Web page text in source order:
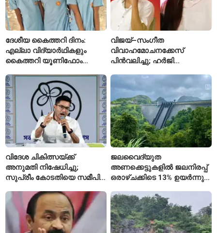
ദേശീയ കൈത്തറി ദിനം:
എല്ലാ വിദ്യാർഥികളും
കൈത്തറി യൂണിഫോം
സ്കൂൾ വേറിട്ട മാതൃക
വിജയ്–സംഗീത
വിവാഹമോചനക്കേസ്
പിൻവലിച്ചു; ഹർജി
അവസാനിപ്പിച്ച് കോടതി
വിദേശ ചികിത്സയ്ക്ക്
അനുമതി നിഷേധിച്ചു;
സുപ്രീം കോടതിയെ സമീപിച്ച്
ജലവൈദ്യുത
അണക്കെട്ടുകളിൽ ജലനിരപ്പ്
ഒരാഴ്ചക്കിടെ 13% ഉയർന്നു;
ഇപ്പോഴും കുറവ്